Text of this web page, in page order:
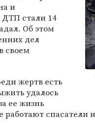
и
стали 14
Об этом
дел
своем
жертв есть
удалось
ее жизнь
работают спасатели